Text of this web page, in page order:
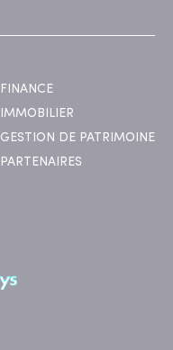
FINANCE
IMMOBILIER
GESTION DE PATRIMOINE
PARTENAIRES